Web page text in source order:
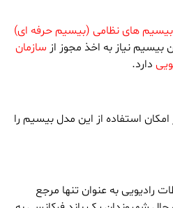
بیسیم های نظامی (بیسیم حرفه ای)
بیسیم نیاز به اخذ مجوز از سازمان
دارد.
استفاده از این مدل بیسیم را
رادیویی به عنوان تنها مرجع